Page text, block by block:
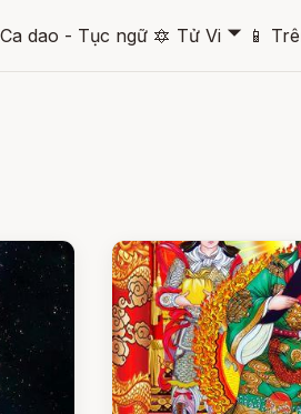
Ca dao - Tục ngữ 🔯 Tử Vi 🞃 📱